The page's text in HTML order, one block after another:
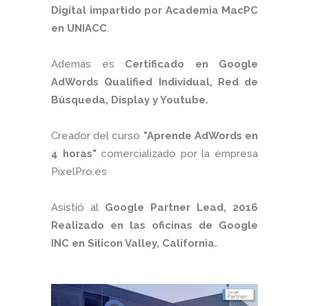
Digital impartido por Academia MacPC
en UNIACC.
Además es Certificado en Google
AdWords Qualified Individual, Red de
Búsqueda, Display y Youtube.
Creador del curso "Aprende AdWords en
4 horas" comercializado por la empresa
PixelPro.es
Asistió al Google Partner Lead, 2016
Realizado en las oficinas de Google
INC en Silicon Valley, California.